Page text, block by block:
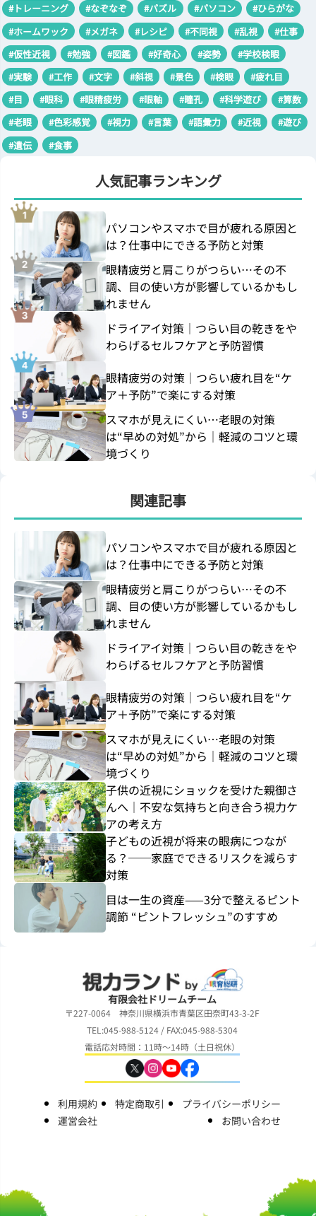
#トレーニング
#なぞなぞ #パズル #パソコン
#ひらがな
#ホームワック
#メガネ #レシピ #不同視 #乱視
#仕事
#仮性近視
#勉強 #図鑑 #好奇心 #姿勢
#学校検眼
#実験
#工作 #文字 #斜視 #景色 #検眼
#疲れ目
#目
#眼科 #眼精疲労 #眼軸 #瞳孔 #科学遊び
#算数
#老眼
#色彩感覚 #視力 #言葉 #語彙力 #近視
#遊び
#遺伝
#食事
人気記事ランキング
パソコンやスマホで目が疲れる原因と
は？仕事中にできる予防と対策
眼精疲労と肩こりがつらい…その不
調、目の使い方が影響しているかもし
れません
ドライアイ対策｜つらい目の乾きをや
わらげるセルフケアと予防習慣
眼精疲労の対策｜つらい疲れ目を“ケ
ア＋予防”で楽にする対策
スマホが見えにくい…老眼の対策
は“早めの対処”から｜軽減のコツと環
境づくり
関連記事
パソコンやスマホで目が疲れる原因と
は？仕事中にできる予防と対策
眼精疲労と肩こりがつらい…その不
調、目の使い方が影響しているかもし
れません
ドライアイ対策｜つらい目の乾きをや
わらげるセルフケアと予防習慣
眼精疲労の対策｜つらい疲れ目を“ケ
ア＋予防”で楽にする対策
スマホが見えにくい…老眼の対策
は“早めの対処”から｜軽減のコツと環
境づくり
子供の近視にショックを受けた親御さ
んへ｜不安な気持ちと向き合う視力ケ
アの考え方
子どもの近視が将来の眼病につなが
る？──家庭でできるリスクを減らす
対策
目は一生の資産——3分で整えるピント
調節 “ピントフレッシュ”のすすめ
有限会社ドリームチーム
〒227-0064 神奈川県横浜市青葉区田奈町43-3-2F
TEL:045-988-5124 / FAX:045-988-5304
電話応対時間：11時～14時（土日祝休）
利用規約 特定商取引
プライバシーポリシー
運営会社
お問い合わせ